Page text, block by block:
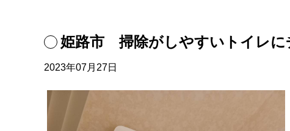
姫路市 掃除がしやすいトイレに
2023年07月27日